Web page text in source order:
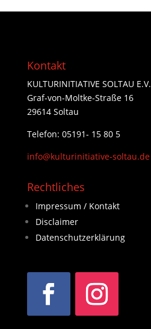
Kontakt
KULTURINITIATIVE SOLTAU E.V.
Graf-von-Moltke-Straße 16
29614 Soltau
Telefon: 05191- 15 80 5
info@kulturinitiative-soltau.de
Rechtliches
Impressum / Kontakt
Disclaimer
Datenschutzerklärung